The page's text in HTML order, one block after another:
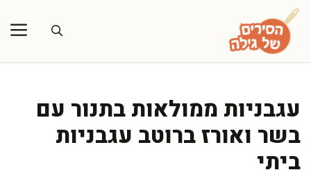
לדלג
לתוכן
עגבניות ממולאות בתנור עם
בשר ואורז ברוטב עגבניות
ביתי